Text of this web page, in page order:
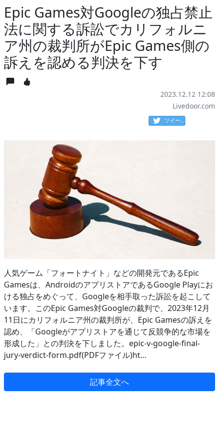
Epic Games対Googleの独占禁止
法に関する訴訟でカリフォルニ
ア州の裁判所がEpic Games側の
訴えを認める判決を下す
2023.12.12 12:08
Livedoor.com
ツイート
人気ゲーム「フォートナイト」などの開発元であるEpic
Gamesは、AndroidのアプリストアであるGoogle Playにお
ける独占をめぐって、Googleを相手取った訴訟を起こして
います。このEpic Games対Googleの裁判で、2023年12月
11日にカリフォルニア州の裁判所が、Epic Gamesの訴えを
認め、「Googleがアプリストアを通じて反競争的な市場を
形成した」との判決を下しました。epic-v-google-final-
jury-verdict-form.pdf(PDFファイル)ht…
記事全文へ